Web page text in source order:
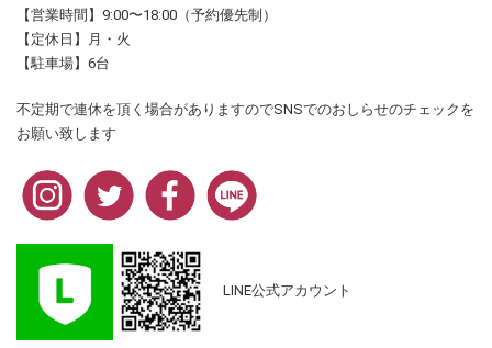
【営業時間】9:00〜18:00（予約優先制）
【定休日】月・火
【駐車場】6台
不定期で連休を頂く場合がありますのでSNSでのおしらせのチェックを
お願い致します
LINE公式アカウント